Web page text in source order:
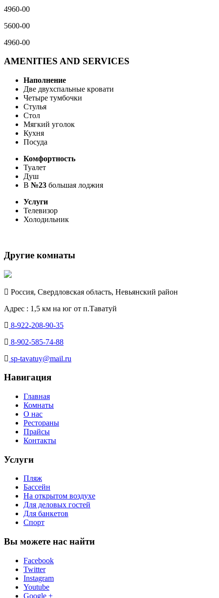
4960-00
5600-00
4960-00
AMENITIES AND SERVICES
Наполнение
Две двухспальные кровати
Четыре тумбочки
Стулья
Стол
Мягкий уголок
Кухня
Посуда
Комфортность
Туалет
Душ
В №23 большая лоджия
Услуги
Телевизор
Холодильник
Другие комнаты
Россия, Свердловская область, Невьянский район
Адрес : 1,5 км на юг от п.Таватуй
8-922-208-90-35
8-902-585-74-88
sp-tavatuy@mail.ru
Навигация
Главная
Комнаты
О нас
Рестораны
Прайсы
Контакты
Услуги
Пляж
Бассейн
На открытом воздухе
Для деловых гостей
Для банкетов
Спорт
Вы можете нас найти
Facebook
Twitter
Instagram
Youtube
Google +